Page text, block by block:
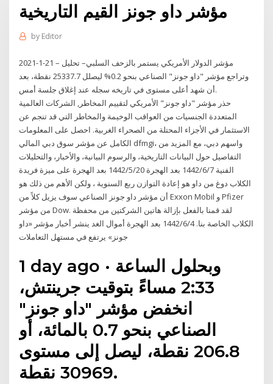
مؤشر داو جونز القيم التاريخية
by Editor
مؤشر الدولار الأمريكي يستمر بالزحف السلبي– تحليل – 21-1-2021
وتراجع مؤشر "داو جونز" الصناعي بنحو 0.2% ليصلل 25337.7 نقطة، بعد
أن شهد أعلى مستوى في تاريخه سجله عند إغلاق جلسة أمس.
حذر مؤشر "داو جونز" الأمريكي لتقييم المخاطر, الشركات العالمية
المتعددة الجنسيات من العواقب الوخيمة والمخاطر التي قد تنجم عن
الاستثمار في الأجزاء المحتلة من الصحراء الغربية. احصل على المعلومات
الكامل عن مؤشر سوق دبي المالي dfmgi، واسهم دبي، مع المزيد من
التفاصيل حول البيانات التاريخية، والرسوم البيانية، والأخبار، والتحليلات
الفنية 7‏‏/6‏‏/1442 بعد الهجرة 20‏‏/5‏‏/1442 بعد الهجرة على ميزة فريدة
الكلاب دوغ من داو هو إعادة التوازن ربع السنوية ، ولكن الأهم من ذلك هو
أن مؤشر داو جونز الصناعي سوف يزيل كلاً من Exxon Mobil و Pfizer
من مؤشر Dow. لقد قمنا بالفعل بإزالة هاتين الشركتين من محفظة
الكلاب الخاصة بنا. 4‏‏/6‏‏/1442 بعد الهجرة أموال الغد ينشر أخبار مؤشر «داو
جونز» يرتفع في مستهل التعاملات
1 day ago · وبحلول الساعة
2:33 مساءً بتوقيت جرينتش،
انخفض مؤشر "داو جونز"
الصناعي بنحو 0.7 بالمائة، أو
206.8 نقطة، ليصل إلى مستوى
30969 نقطة.